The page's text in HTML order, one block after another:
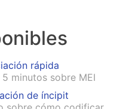
rápida
minutos sobre MEI
de íncipit